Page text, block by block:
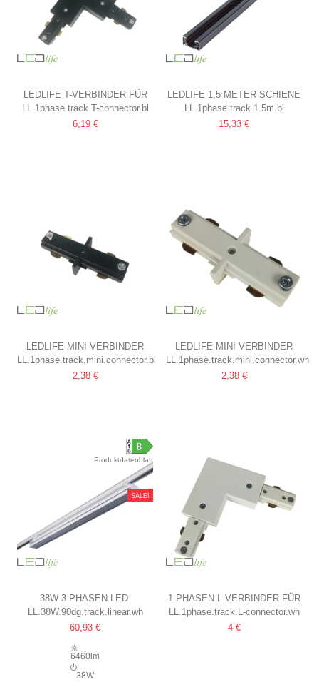
LEDLIFE T-VERBINDER FÜR
SCHIENENSPOTS
SCHWARZ, 1-PHASIG, 1F3W
LL.1phase.track.T-connector.bl
6,19 €
LEDLIFE 1,5 METER SCHIENE
FÜR SCHIENENSTRAHLER
SCHWARZ, 1-PHASIG, 1F3W,
LL.1phase.track.1.5m.bl
15,33 €
LEDLIFE MINI-VERBINDER
FÜR SCHIENENSPOTS
SCHWARZ, 1-PHASIG, 1F3W
LL.1phase.track.mini.connector.bl
2,38 €
LEDLIFE MINI-VERBINDER
FÜR SCHIENENSPOTS
WEISS, 1-PHASIG, 1F3W
LL.1phase.track.mini.connector.wh
2,38 €
Produktdatenblatt
SALE!
38W 3-PHASEN LED-
LICHTBAND FÜR BÜRO
170 LM/W, 115 CM, WEISS
LL.38W.90dg.track.linear.wh
60,93 €
6460lm
38W
1-PHASEN L-VERBINDER FÜR
SCHIENENSPOTS
WEISS, 1F3W
LL.1phase.track.L-connector.wh
4 €